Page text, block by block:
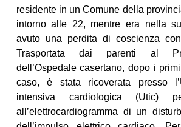
residente in un Comune della
intorno alle 22, mentre era nella
avuto una perdita di coscienza
Trasportata dai parenti al
dell’Ospedale casertano, dopo i
caso, è stata ricoverata presso
intensiva cardiologica (Utic)
all’elettrocardiogramma di un